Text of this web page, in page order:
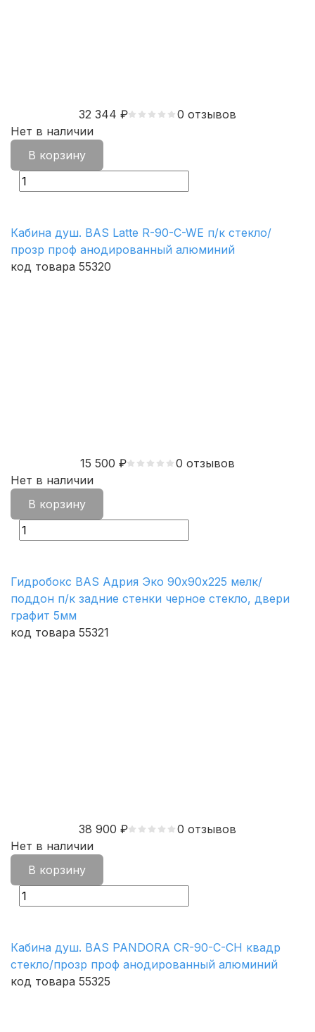
32 344 ₽
0 отзывов
Нет в наличии
В корзину
Кабина душ. BAS Latte R-90-C-WE п/к стекло/
прозр проф анодированный алюминий
код товара 55320
15 500 ₽
0 отзывов
Нет в наличии
В корзину
Гидробокс BAS Адрия Эко 90х90х225 мелк/
поддон п/к задние стенки черное стекло, двери
графит 5мм
код товара 55321
38 900 ₽
0 отзывов
Нет в наличии
В корзину
Кабина душ. BAS PANDORA CR-90-C-CH квадр
стекло/прозр проф анодированный алюминий
код товара 55325